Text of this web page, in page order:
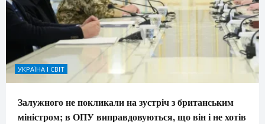
УКРАЇНА І СВІТ
Залужного не покликали на зустріч з британським
міністром; в ОПУ виправдовуються, що він і не хотів